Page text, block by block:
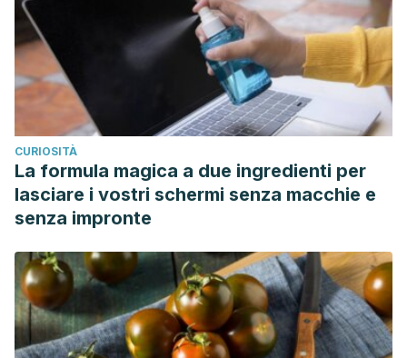
CURIOSITÀ
La formula magica a due ingredienti per
lasciare i vostri schermi senza macchie e
senza impronte